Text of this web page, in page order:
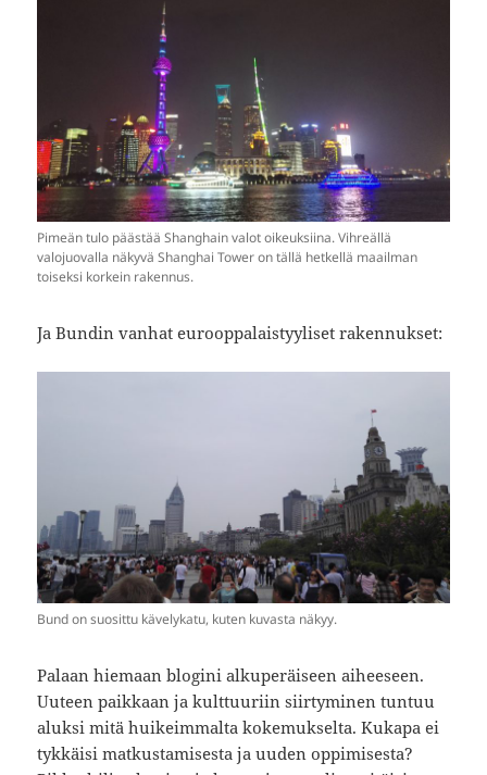
Pimeän tulo päästää Shanghain valot oikeuksiina. Vihreällä
valojuovalla näkyvä Shanghai Tower on tällä hetkellä maailman
toiseksi korkein rakennus.
Ja Bundin vanhat eurooppalaistyyliset rakennukset:
Bund on suosittu kävelykatu, kuten kuvasta näkyy.
Palaan hiemaan blogini alkuperäiseen aiheeseen.
Uuteen paikkaan ja kulttuuriin siirtyminen tuntuu
aluksi mitä huikeimmalta kokemukselta. Kukapa ei
tykkäisi matkustamisesta ja uuden oppimisesta?